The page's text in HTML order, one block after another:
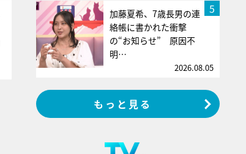
5
加藤夏希、7歳長男の連
絡帳に書かれた衝撃
の“お知らせ” 原因不
明…
2026.08.05
もっと見る